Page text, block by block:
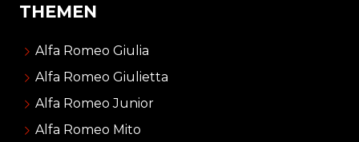
THEMEN
Alfa Romeo Giulia
Alfa Romeo Giulietta
Alfa Romeo Junior
Alfa Romeo Mito